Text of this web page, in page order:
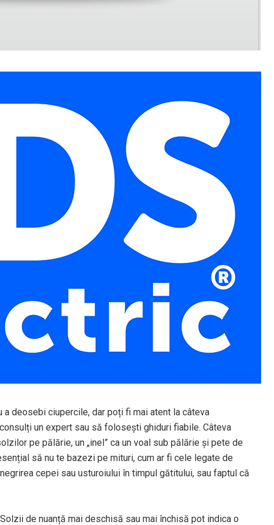
deosebi ciupercile, dar poți fi mai atent la câteva
un expert sau să folosești ghiduri fiabile. Câteva
pe pălărie, un „inel” ca un voal sub pălărie și pete de
să nu te bazezi pe mituri, cum ar fi cele legate de
cepei sau usturoiului în timpul gătitului, sau faptul că
de nuanță mai deschisă sau mai închisă pot indica o